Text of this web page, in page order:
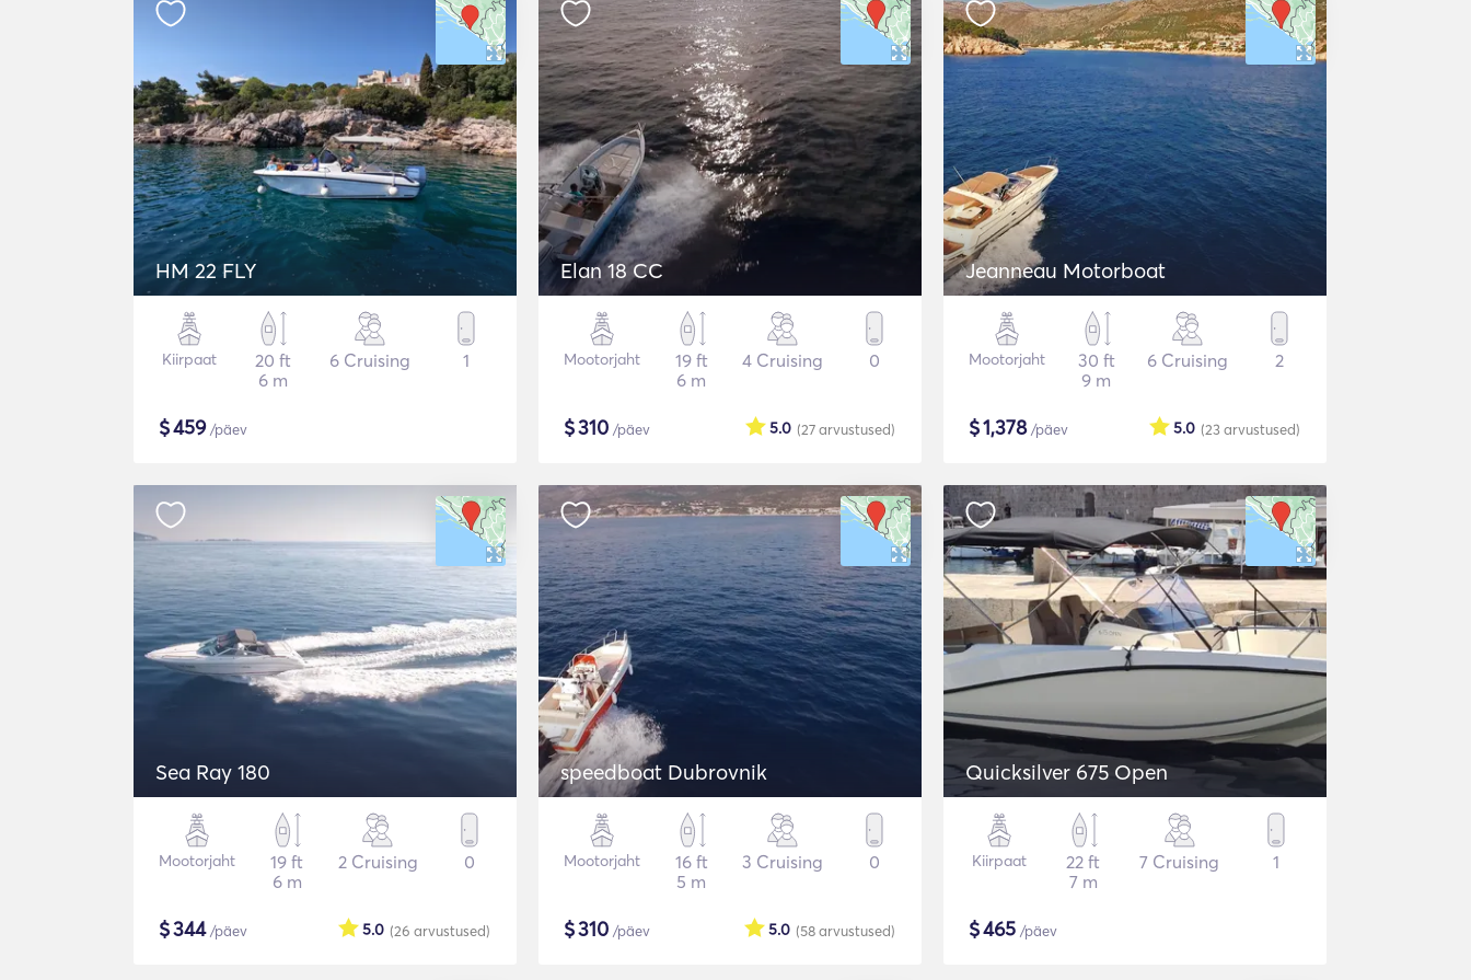
HM 22 FLY
Kiirpaat
20 ft
6 m
6 Cruising 1
$459/päev
Elan 18 CC
Mootorjaht
19 ft
6 m
4 Cruising 0
$310 /päev (27arvustused)
5.0
Jeanneau Motorboat
Mootorjaht
30 ft
9 m
6 Cruising 2
$1,378/päev (23arvustused)
5.0
Sea Ray 180
Mootorjaht
19 ft
6 m
2 Cruising 0
$344/päev (26 arvustused)
5.0
speedboat Dubrovnik
Mootorjaht
16 ft
5 m
3 Cruising 0
$310 /päev (58arvustused)
5.0
Quicksilver 675 Open
Kiirpaat
22 ft
7 m
7 Cruising 1
$465 /päev